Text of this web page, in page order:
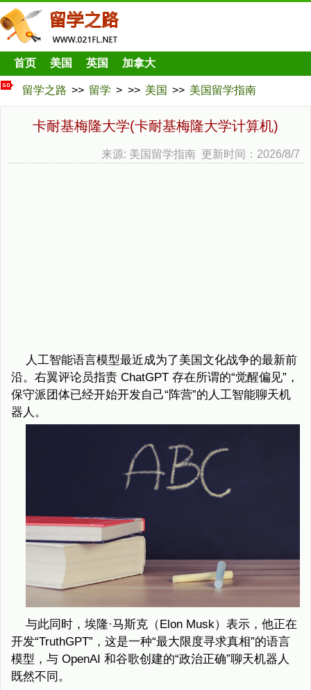
首页 美国 英国 加拿大
留学之路 >> 留学 > >> 美国 >> 美国留学指南
卡耐基梅隆大学(卡耐基梅隆大学计算机)
来源: 美国留学指南 更新时间：2026/8/7
人工智能语言模型最近成为了美国文化战争的最新前
沿。右翼评论员指责 ChatGPT 存在所谓的“觉醒偏见”，
保守派团体已经开始开发自己“阵营”的人工智能聊天机
器人。
与此同时，埃隆·马斯克（Elon Musk）表示，他正在
开发“TruthGPT”，这是一种“最大限度寻求真相”的语言
模型，与 OpenAI 和谷歌创建的“政治正确”聊天机器人
既然不同。